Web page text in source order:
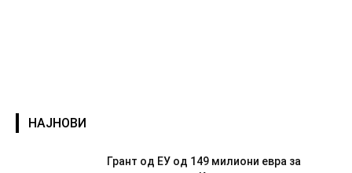
НАЈНОВИ
Грант од ЕУ од 149 милиони евра за